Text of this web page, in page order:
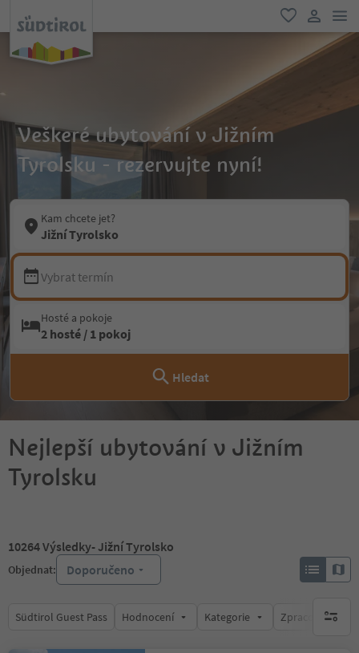
oblíbené
Veškeré ubytování v Jižním
Tyrolsku - rezervujte nyní!
Kam chcete jet?
Jižní Tyrolsko
Vybrat termín
Hosté a pokoje
2 hosté / 1 pokoj
Hledat
Nejlepší ubytování v Jižním
Tyrolsku
10264Výsledky- Jižní Tyrolsko
Objednat: Doporučeno
Südtirol Guest Pass Hodnocení Kategorie Zpracovávábrak